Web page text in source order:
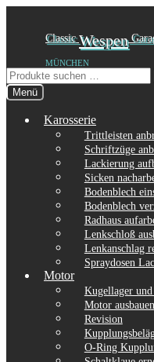
springen
springen
ClassicWespen
MÜNCHEN
Suchen
nach:
Menü
Karosserie
Trittleisten
Schriftzüge
Lackierung
Sicken
Bodenblech
Bodenblech
Radhaus
Lenkschloß
Lenkanschlag
Spraydosen
Motor
Kugellager
Motor ausbauen
Revision
O-Ring